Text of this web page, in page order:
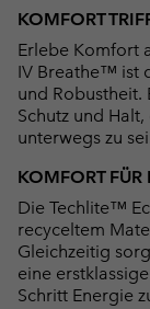
KOMFORT
Erlebe Komfort
IV Breathe™ ist
und Robustheit.
Schutz und
unterwegs zu
KOMFORT FÜR
Die Techlite™
recyceltem
Gleichzeitig
eine
Schritt Energie